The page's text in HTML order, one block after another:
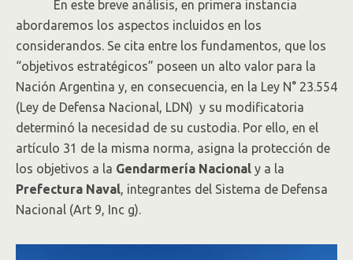
En este breve análisis, en primera instancia
abordaremos los aspectos incluidos en los
considerandos. Se cita entre los fundamentos, que los
“objetivos estratégicos” poseen un alto valor para la
Nación Argentina y, en consecuencia, en la Ley N° 23.554
(Ley de Defensa Nacional, LDN) y su modificatoria
determinó la necesidad de su custodia. Por ello, en el
artículo 31 de la misma norma, asigna la protección de
los objetivos a la Gendarmería Nacional y a la
Prefectura Naval, integrantes del Sistema de Defensa
Nacional (Art 9, Inc g).